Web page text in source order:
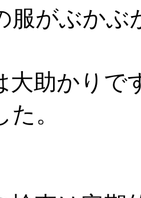
服がぶかぶ
大助かりで
。